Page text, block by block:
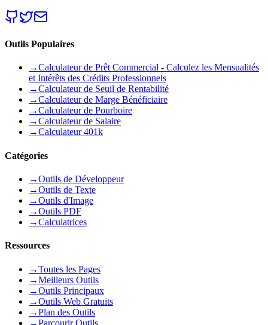
Outils Populaires
→Calculateur de Prêt Commercial - Calculez les Mensualités
et Intérêts des Crédits Professionnels
→Calculateur de Seuil de Rentabilité
→Calculateur de Marge Bénéficiaire
→Calculateur de Pourboire
→Calculateur de Salaire
→Calculateur 401k
Catégories
→Outils de Développeur
→Outils de Texte
→Outils d'Image
→Outils PDF
→Calculatrices
Ressources
→Toutes les Pages
→Meilleurs Outils
→Outils Principaux
→Outils Web Gratuits
→Plan des Outils
→Parcourir Outils